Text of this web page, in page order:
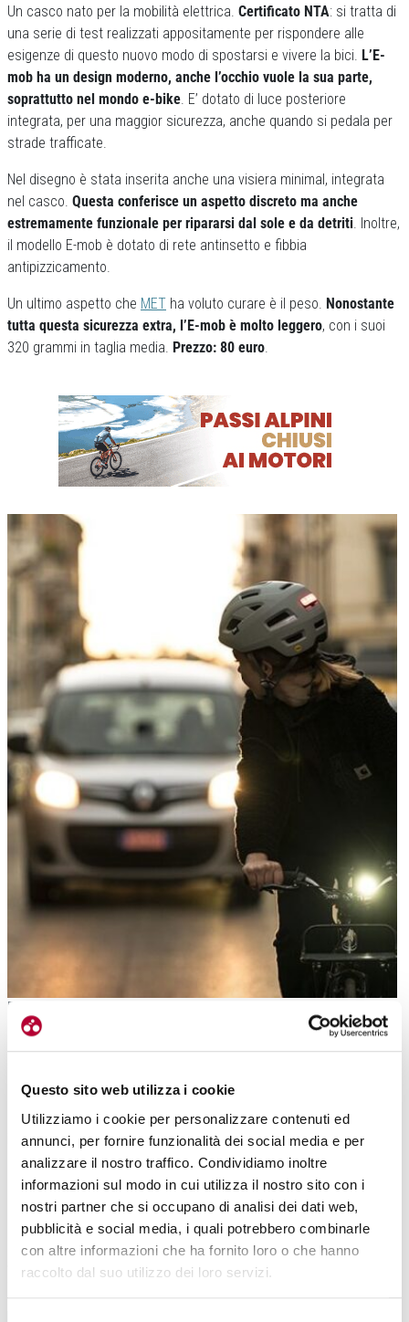
Questo sito web utilizza i cookie
Utilizziamo i cookie per personalizzare contenuti ed
annunci, per fornire funzionalità dei social media e per
analizzare il nostro traffico. Condividiamo inoltre
informazioni sul modo in cui utilizza il nostro sito con i
nostri partner che si occupano di analisi dei dati web,
pubblicità e social media, i quali potrebbero combinarle
con altre informazioni che ha fornito loro o che hanno
raccolto dal suo utilizzo dei loro servizi.
Un casco nato per la mobilità elettrica. Certificato NTA: si tratta di
una serie di test realizzati appositamente per rispondere alle
esigenze di questo nuovo modo di spostarsi e vivere la bici. L’E-
mob ha un design moderno, anche l’occhio vuole la sua parte,
soprattutto nel mondo e-bike . E’ dotato di luce posteriore
integrata, per una maggior sicurezza, anche quando si pedala per
strade trafficate.
Nel disegno è stata inserita anche una visiera minimal, integrata
nel casco. Questa conferisce un aspetto discreto ma anche
estremamente funzionale per ripararsi dal sole e da detriti . Inoltre,
il modello E-mob è dotato di rete antinsetto e fibbia
antipizzicamento.
Un ultimo aspetto che MET ha voluto curare è il peso. Nonostante
tutta questa sicurezza extra, l’E-mob è molto leggero, con i suoi
320 grammi in taglia media. Prezzo: 80 euro
E-mob ed E-mob Mips sono stati progettati per la guida in città
LA VERSIONE MIPS
crescente mondo legato all’e-bike, soprattutto
Mips.Si tratta di un prodotto realizzato per dare maggior
incidenza al concetto disicurezza. Le parole chiave per questo
casco sono sicurezza e visibilità.
adatto anche a chi non utilizza una e-bike. Oltre alla luce led
posteriore,
sono presenti degli adesivi rifrangenti, per aumentare